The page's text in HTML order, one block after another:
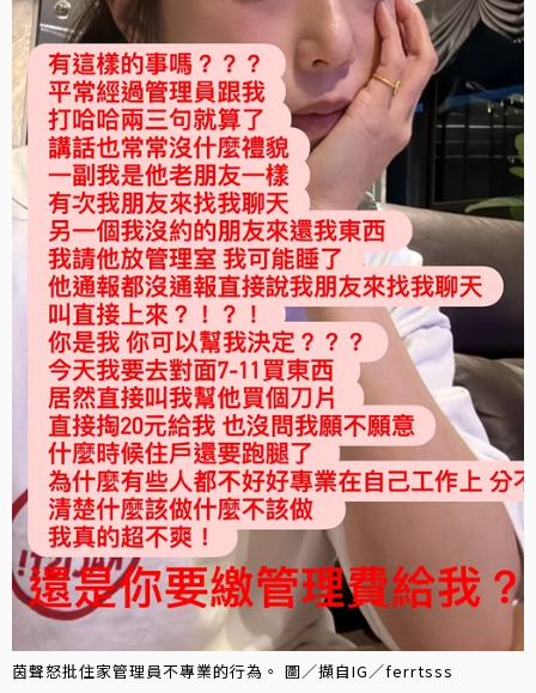
茵聲怒批住家管理員不專業的行為。 圖／擷自IG／ferrtsss